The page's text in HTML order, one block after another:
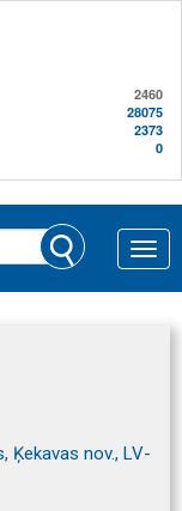
2460
28075
2373
0
Toggle
Ķekavas nov., LV-